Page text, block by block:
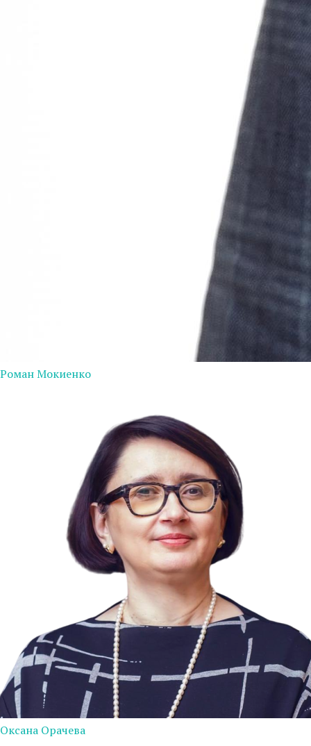
Роман Мокиенко
Оксана Орачева